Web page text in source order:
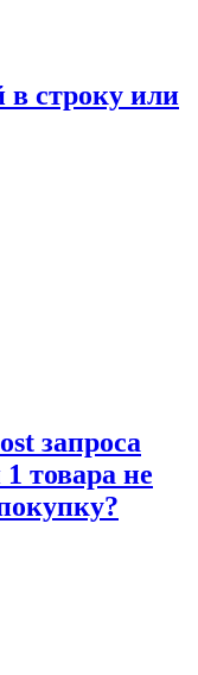
в строку или
запроса
товара не